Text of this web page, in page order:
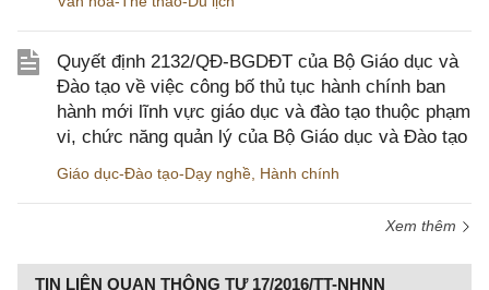
Quyết định 2132/QĐ-BGDĐT của Bộ Giáo dục và
Đào tạo về việc công bố thủ tục hành chính ban
hành mới lĩnh vực giáo dục và đào tạo thuộc phạm
vi, chức năng quản lý của Bộ Giáo dục và Đào tạo
Giáo dục-Đào tạo-Dạy nghề Hành chính
Xem thêm
TIN LIÊN QUAN THÔNG TƯ 17/2016/TT-NHNN